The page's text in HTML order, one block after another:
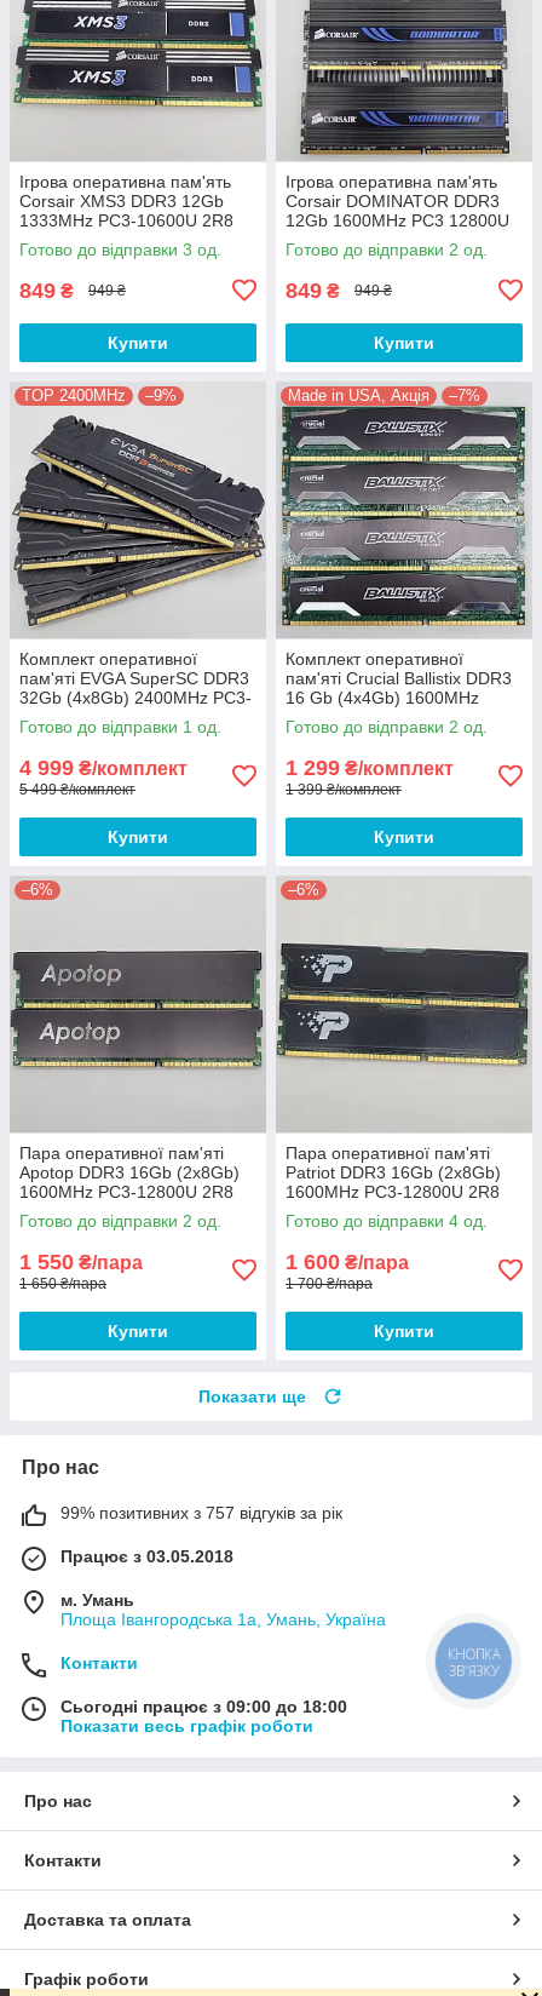
Ігрова оперативна пам'ять
Corsair XMS3 DDR3 12Gb
1333MHz PC3-10600U 2R8
CL9 (CMX12GX3M3A1333C9)
Б/В
Готово до відправки 3 од.
849 ₴ 949 ₴
Купити
Ігрова оперативна пам'ять
Corsair DOMINATOR DDR3
12Gb 1600MHz PC3 12800U
2R8 CL9
(CMP12GX3M3A1600C9) Б/В
Готово до відправки 2 од.
849 ₴ 949 ₴
Купити
TOP 2400MHz –9%
Комплект оперативної
пам'яті EVGA SuperSC DDR3
32Gb (4x8Gb) 2400MHz PC3-
19200U 2R8 CL11 (16G-D3-
2400-MR) Б/В
Готово до відправки 1 од.
4 999 ₴/комплект
5 499 ₴/комплект
Купити
Made in USA, Акція –7%
Комплект оперативної
пам'яті Crucial Ballistix DDR3
16 Gb (4x4Gb) 1600MHz
12800U 2R8 CL9
(BLS4G3D1609DS1S00) Б/В
Готово до відправки 2 од.
1 299 ₴/комплект
1 399 ₴/комплект
Купити
–6%
Пара оперативної пам'яті
Apotop DDR3 16Gb (2x8Gb)
1600MHz PC3-12800U 2R8
CL9 (U3A8G93-
16G9HMBB22) Б/В
Готово до відправки 2 од.
1 550 ₴/пара
1 650 ₴/пара
Купити
–6%
Пара оперативної пам'яті
Patriot DDR3 16Gb (2x8Gb)
1600MHz PC3-12800U 2R8
CL11 (PSD316G1600KH) Б/В
Готово до відправки 4 од.
1 600 ₴/пара
1 700 ₴/пара
Купити
Показати ще
Про нас
99% позитивних з 757 відгуків за рік
Працює з 03.05.2018
м. Умань
Площа Івангородська 1а, Умань, Україна
Контакти
Сьогодні працює з 09:00 до 18:00
Показати весь графік роботи
Про нас
Контакти
Доставка та оплата
Графік роботи
КНОПКА
ЗВ'ЯЗКУ